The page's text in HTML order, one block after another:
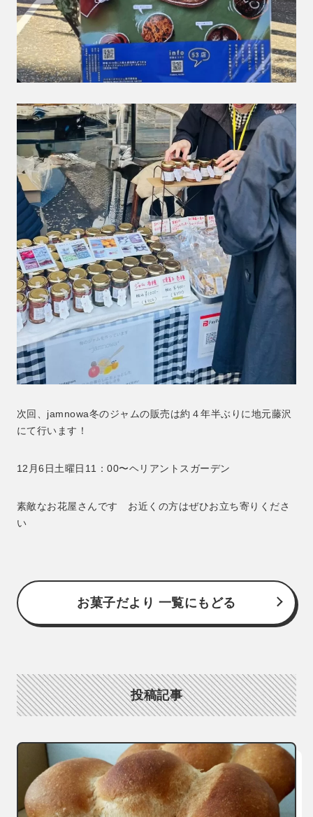
次回、jamnowa冬のジャムの販売は約４年半ぶりに地元藤沢
にて行います！
12月6日土曜日11：00〜ヘリアントスガーデン
素敵なお花屋さんです お近くの方はぜひお立ち寄りくださ
い
お菓子だより 一覧にもどる
投稿記事